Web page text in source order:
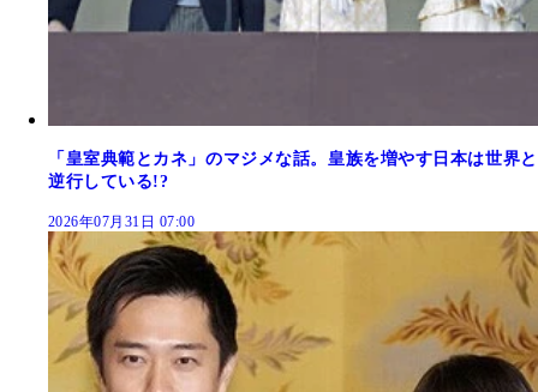
「皇室典範とカネ」のマジメな話。皇族を増やす日本は世界と
逆行している!?
2026年07月31日 07:00